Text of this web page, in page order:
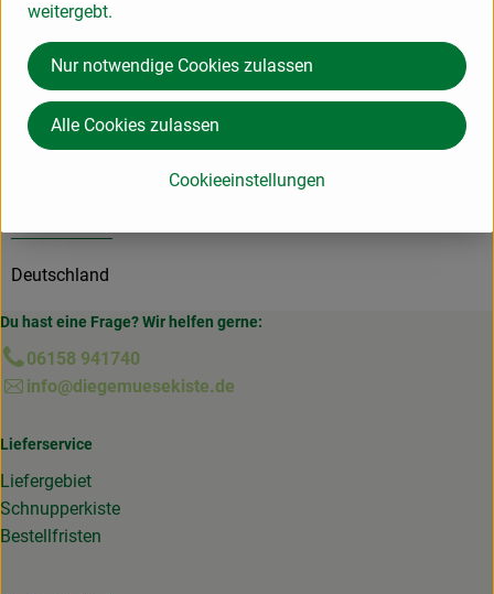
Produktinformationen
Deutschland
Du hast eine Frage? Wir helfen gerne:
06158 941740
info@diegemuesekiste.de
Lieferservice
Liefergebiet
Schnupperkiste
Bestellfristen
weitergebt.
Cookieeinstellungen
Nur notwendige Cookies zulassen
Alle Cookies zulassen